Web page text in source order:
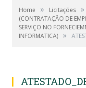
Home » Licitações »
(CONTRATAÇÃO DE
SERVIÇO NO
INFORMATICA) »